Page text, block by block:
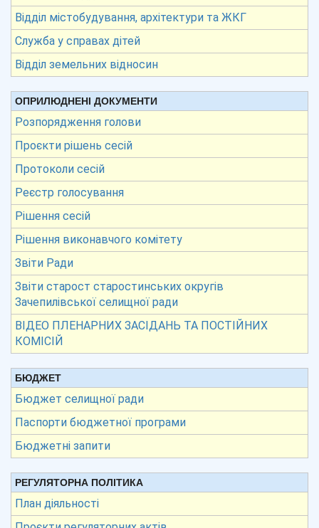
Відділ містобудування, архітектури та ЖКГ
Служба у справах дітей
Відділ земельних відносин
ОПРИЛЮДНЕНІ ДОКУМЕНТИ
Розпорядження голови
Проєкти рішень сесій
Протоколи сесій
Реєстр голосування
Рішення сесій
Рішення виконавчого комітету
Звіти Ради
Звіти старост старостинських округів
Зачепилівської селищної ради
ВІДЕО ПЛЕНАРНИХ ЗАСІДАНЬ ТА ПОСТІЙНИХ
КОМІСІЙ
БЮДЖЕТ
Бюджет селищної ради
Паспорти бюджетної програми
Бюджетні запити
РЕГУЛЯТОРНА ПОЛІТИКА
План діяльності